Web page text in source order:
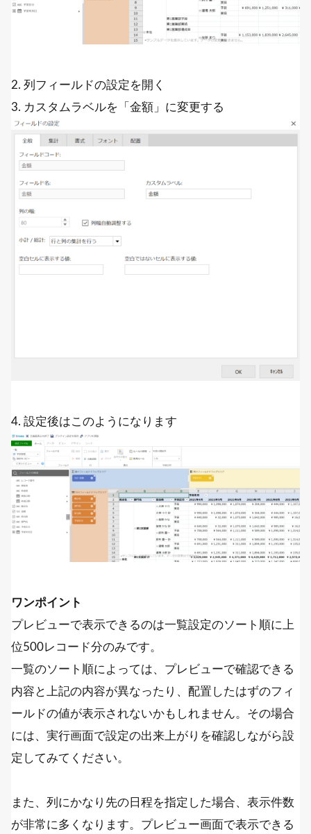
2. 列フィールドの設定を開く
3. カスタムラベルを「金額」に変更する
4. 設定後はこのようになります
ワンポイント
プレビューで表示できるのは一覧設定のソート順に上
位500レコード分のみです。
一覧のソート順によっては、プレビューで確認できる
内容と上記の内容が異なったり、配置したはずのフィ
ールドの値が表示されないかもしれません。その場合
には、実行画面で設定の出来上がりを確認しながら設
定してみてください。
また、列にかなり先の日程を指定した場合、表示件数
が非常に多くなります。プレビュー画面で表示できる